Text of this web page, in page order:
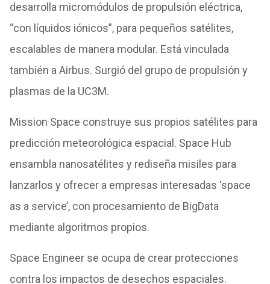
desarrolla micromódulos de propulsión eléctrica,
“con líquidos iónicos”, para pequeños satélites,
escalables de manera modular. Está vinculada
también a Airbus. Surgió del grupo de propulsión y
plasmas de la UC3M.
Mission Space construye sus propios satélites para
predicción meteorológica espacial. Space Hub
ensambla nanosatélites y rediseña misiles para
lanzarlos y ofrecer a empresas interesadas ‘space
as a service’, con procesamiento de BigData
mediante algoritmos propios.
Space Engineer se ocupa de crear protecciones
contra los impactos de desechos espaciales.